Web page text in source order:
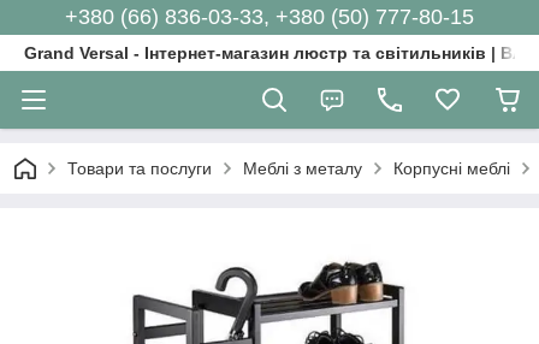
+380 (66) 836-03-33, +380 (50) 777-80-15
Grand Versal - Інтернет-магазин люстр та світильників |
Товари та послуги Меблі з металу Корпусні меблі